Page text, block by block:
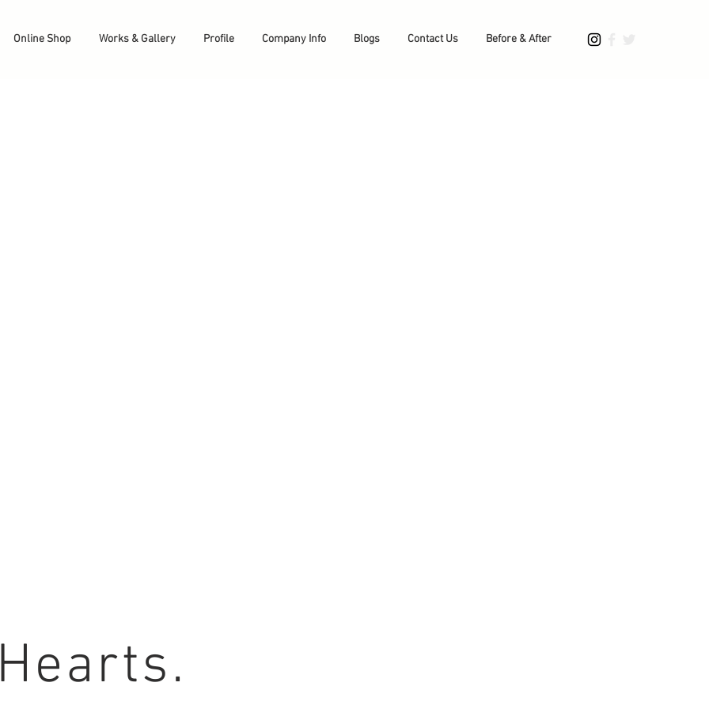
Online Shop Works & Gallery Profile Company Info Blogs Contact Us Before & After